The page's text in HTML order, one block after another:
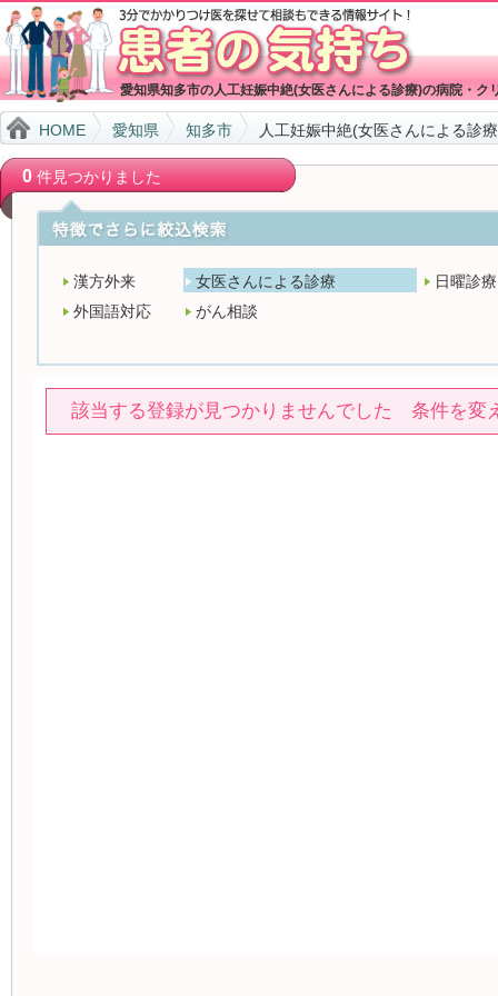
愛知県知多市の人工妊娠中絶(女医さんによる診療)の病院・ク
HOME 愛知県 知多市 人工妊娠中絶(女医さんによる診
0件見つかりました
漢方外来 女医さんによる診療
日曜診療
外国語対応
がん相談
該当する登録が見つかりませんでした 条件を